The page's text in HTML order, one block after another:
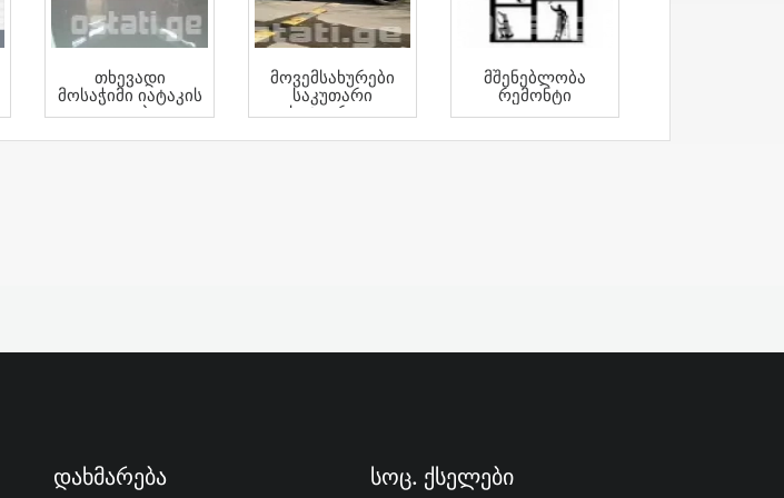
Თხევადი
Მოსაჭიმი Იატაკის
Დაგება
Მოვემსახურები
Საკუთარი
Სატვირთო
Მშენებლობა
Რემონტი
Დახმარება Სოც. Ქსელები